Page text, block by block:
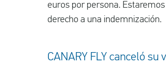
euros por persona.
derecho a una indemnización.
CANARY FLY canceló